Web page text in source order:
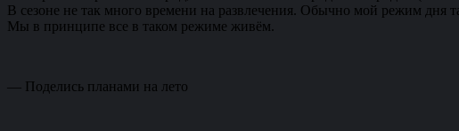
В сезоне не так много времени на развлечения. Обычно мой режим дня
Мы в принципе все в таком режиме живём.
— Поделись планами на лето